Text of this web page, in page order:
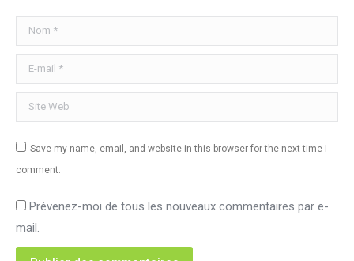
Nom *
E-mail *
Site Web
Save my name, email, and website in this browser for the next time I
comment.
Prévenez-moi de tous les nouveaux commentaires par e-
mail.